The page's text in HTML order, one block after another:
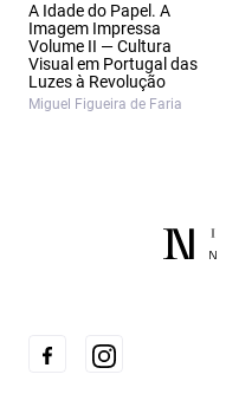
A Idade do Papel. A
Imagem Impressa
Volume II — Cultura
Visual em Portugal das
Luzes à Revolução
Miguel Figueira de Faria